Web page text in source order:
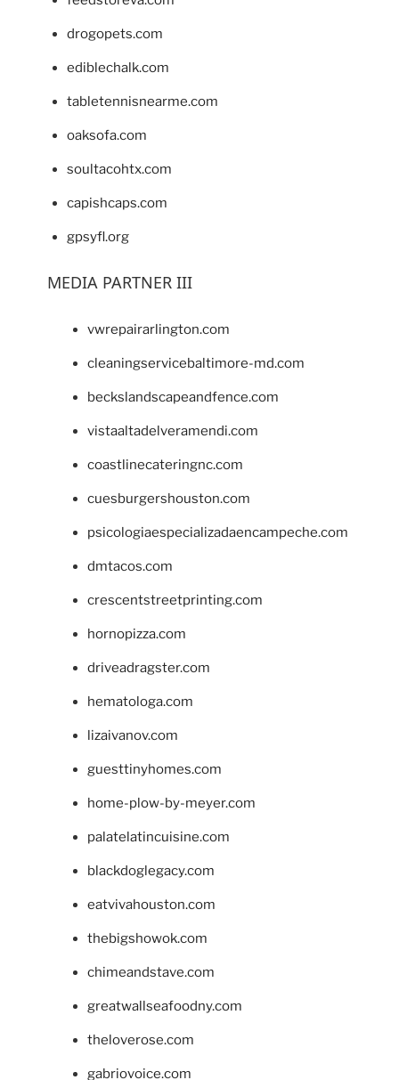
drogopets.com
ediblechalk.com
tabletennisnearme.com
oaksofa.com
soultacohtx.com
capishcaps.com
gpsyfl.org
MEDIA PARTNER III
vwrepairarlington.com
cleaningservicebaltimore-md.com
beckslandscapeandfence.com
vistaaltadelveramendi.com
coastlinecateringnc.com
cuesburgershouston.com
psicologiaespecializadaencampeche.com
dmtacos.com
crescentstreetprinting.com
hornopizza.com
driveadragster.com
hematologa.com
lizaivanov.com
guesttinyhomes.com
home-plow-by-meyer.com
palatelatincuisine.com
blackdoglegacy.com
eatvivahouston.com
thebigshowok.com
chimeandstave.com
greatwallseafoodny.com
theloverose.com
gabriovoice.com